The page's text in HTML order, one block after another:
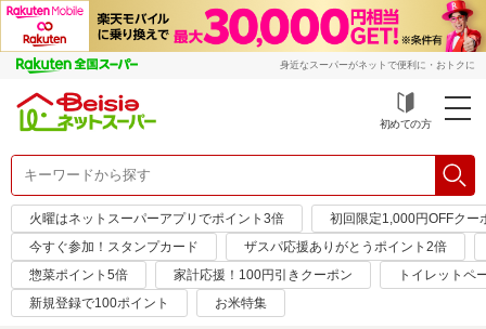
身近なスーパーがネットで便利に・おトクに
初めての方
火曜はネットスーパーアプリでポイント3倍
初回限定1,000円OFFクー
今すぐ参加！スタンプカード
ザスパ応援ありがとうポイント2倍
惣菜ポイント5倍
家計応援！100円引きクーポン
トイレットペ
新規登録で100ポイント
お米特集